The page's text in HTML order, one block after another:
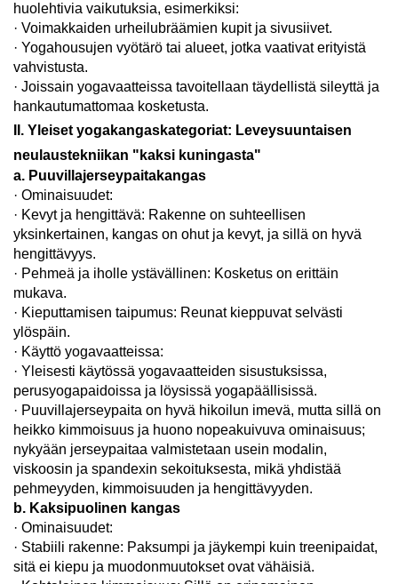
huolehtivia vaikutuksia, esimerkiksi:
· Voimakkaiden urheilubräämien kupit ja sivusiivet.
· Yogahousujen vyötärö tai alueet, jotka vaativat erityistä
vahvistusta.
· Joissain yogavaatteissa tavoitellaan täydellistä sileyttä ja
hankautumattomaa kosketusta.
II. Yleiset yogakangaskategoriat: Leveysuuntaisen
neulaustekniikan "kaksi kuningasta"
a. Puuvillajerseypaitakangas
· Ominaisuudet:
· Kevyt ja hengittävä: Rakenne on suhteellisen
yksinkertainen, kangas on ohut ja kevyt, ja sillä on hyvä
hengittävyys.
· Pehmeä ja iholle ystävällinen: Kosketus on erittäin
mukava.
· Kieputtamisen taipumus: Reunat kieppuvat selvästi
ylöspäin.
· Käyttö yogavaatteissa:
· Yleisesti käytössä yogavaatteiden sisustuksissa,
perusyogapaidoissa ja löysissä yogapäällisissä.
· Puuvillajerseypaita on hyvä hikoilun imevä, mutta sillä on
heikko kimmoisuus ja huono nopeakuivuva ominaisuus;
nykyään jerseypaitaa valmistetaan usein modalin,
viskoosin ja spandexin sekoituksesta, mikä yhdistää
pehmeyyden, kimmoisuuden ja hengittävyyden.
b. Kaksipuolinen kangas
· Ominaisuudet:
· Stabiili rakenne: Paksumpi ja jäykempi kuin treenipaidat,
sitä ei kiepu ja muodonmuutokset ovat vähäisiä.